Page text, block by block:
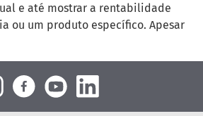
e até mostrar a rentabilidade
ou um produto específico. Apesar